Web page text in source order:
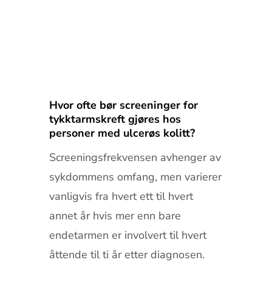
Hvor ofte bør screeninger for
tykktarmskreft gjøres hos
personer med ulcerøs kolitt?
Screeningsfrekvensen avhenger av
sykdommens omfang, men varierer
vanligvis fra hvert ett til hvert
annet år hvis mer enn bare
endetarmen er involvert til hvert
åttende til ti år etter diagnosen.